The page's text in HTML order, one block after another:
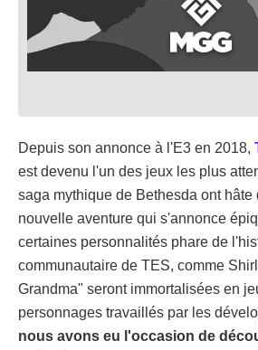
Depuis son annonce à l'E3 en 2018,
est devenu l'un des jeux les plus
saga mythique de Bethesda ont hâte
nouvelle aventure qui s'annonce
certaines personnalités phare de
communautaire de TES, comme
Grandma" seront immortalisées en
personnages travaillés par les
nous avons eu l'occasion de